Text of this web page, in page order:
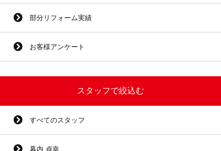
部分リフォーム実績
お客様アンケート
スタッフで絞込む
すべてのスタッフ
幕内 貞幸